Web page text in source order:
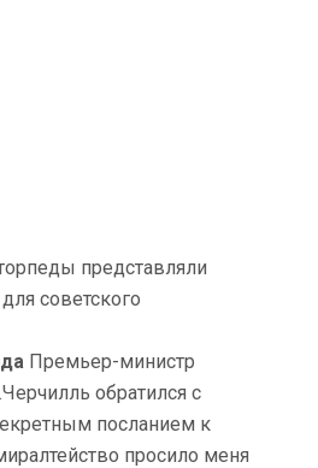
представляли
советского
Премьер-министр
обратился с
посланием к
просило меня